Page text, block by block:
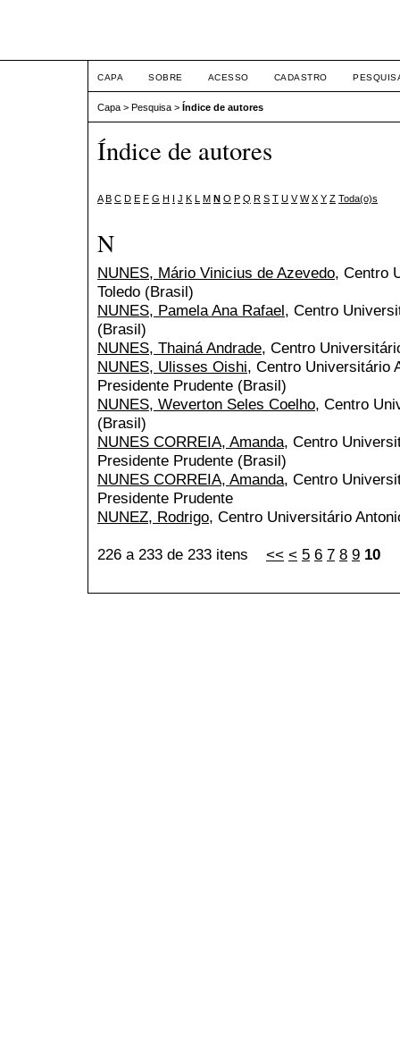
CAPA SOBRE ACESSO CADASTRO
Capa > Pesquisa > Índice de autores
Índice de autores
A B C D E F G H I J K L M N O P Q R S T U V W X Y Z Toda(o)s
N
NUNES, Mário Vinicius de Azevedo, Centro
Toledo (Brasil)
NUNES, Pamela Ana Rafael, Centro
(Brasil)
NUNES, Thainá Andrade, Centro
NUNES, Ulisses Oishi, Centro Universitário
Presidente Prudente (Brasil)
NUNES, Weverton Seles Coelho, Centro
(Brasil)
NUNES CORREIA, Amanda, Centro
Presidente Prudente (Brasil)
NUNES CORREIA, Amanda, Centro
Presidente Prudente
NUNEZ, Rodrigo, Centro Universitário
226 a 233 de 233 itens << < 5 6 7 8 9 10